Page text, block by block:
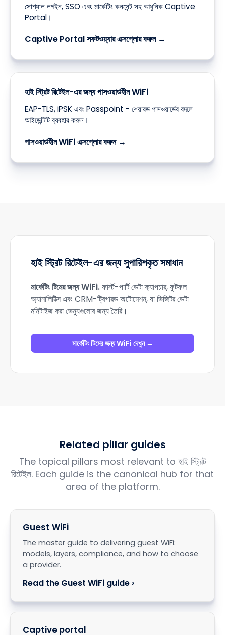
সোশ্যাল লগইন, SSO এবং মার্কেটিং কনসেন্ট সহ আধুনিক Captive
Portal।
Captive Portal সফটওয়্যার এক্সপ্লোর করুন →
হাই স্ট্রিট রিটেইল-এর জন্য পাসওয়ার্ডহীন WiFi
EAP-TLS, iPSK এবং Passpoint - শেয়ারড পাসওয়ার্ডের বদলে
আইডেন্টিটি ব্যবহার করুন।
পাসওয়ার্ডহীন WiFi এক্সপ্লোর করুন →
হাই স্ট্রিট রিটেইল-এর জন্য সুপারিশকৃত সমাধান
মার্কেটিং টিমের জন্য WiFi.ফার্স্ট-পার্টি ডেটা ক্যাপচার, ফুটফল
অ্যানালিটিক্স এবং CRM-ট্রিগারড অটোমেশন, যা ভিজিটর ডেটা
মনিটাইজ করা ভেন্যুগুলোর জন্য তৈরি।
মার্কেটিং টিমের জন্য WiFi দেখুন →
Related pillar guides
The topical pillars most relevant to হাই স্ট্রিট
রিটেইল. Each guide is the canonical hub for that
area of the platform.
Guest WiFi
The master guide to delivering guest WiFi:
models, layers, compliance, and how to choose
a provider.
Read the Guest WiFi guide ›
Captive portal